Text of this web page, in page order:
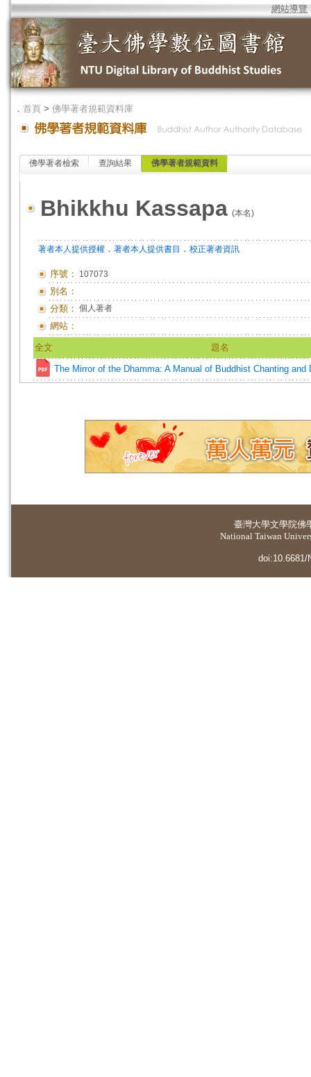
網站導覽
． 首頁 > 佛學著者規範資料庫
佛學著者檢索 查詢結果 佛學著者規範資料
Bhikkhu Kassapa (本名)
著者本人提供授權 ． 著者本人提供書目 ． 校正著者資訊
序號： 107073
別名：
分類： 個人著者
網站：
全文 題名
The Mirror of the Dhamma: A Manual of Buddhist Chanting and
臺灣大學文學院佛
National Taiwan
doi:10.6681/